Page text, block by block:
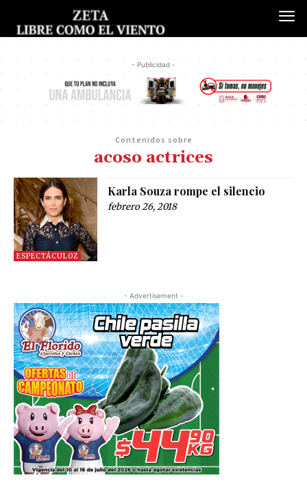
- Publicidad -
Contenidos sobre
acoso actrices
ESPECTÁCULOZ
Karla Souza rompe el silencio
febrero 26, 2018
- Advertisement -